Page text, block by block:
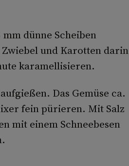
dünne Scheiben
und Karotten darin
karamellisieren.
Das Gemüse ca.
fein pürieren. Mit Salz
mit einem Schneebesen